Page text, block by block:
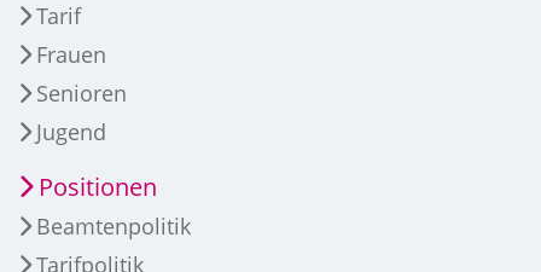
Tarif
Frauen
Senioren
Jugend
Positionen
Beamtenpolitik
Tarifpolitik